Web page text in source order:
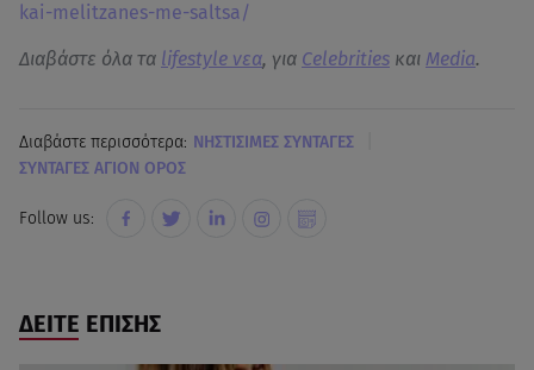
kai-melitzanes-me-saltsa/
Διαβάστε όλα τα lifestyle νεα, για Celebrities και Media.
Διαβάστε περισσότερα: ΝΗΣΤΙΣΙΜΕΣ ΣΥΝΤΑΓΕΣ
ΣΥΝΤΑΓΕΣ ΑΓΙΟΝ ΟΡΟΣ
Follow us:
ΔΕΙΤΕ ΕΠΙΣΗΣ